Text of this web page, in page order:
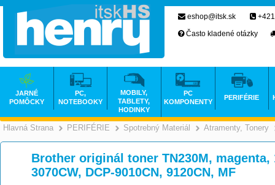
Hlavná Strana PERIFÉRIE Spotrebný Materiál Atramenty, Tonery
Brother originál toner TN230M, magenta,
3070CW, DCP-9010CN, 9120CN, MF
eshop@itsk.sk
Často kladené otázky
JARNÉ
POMÔCKY
PC,
NOTEBOOKY
MOBILY,
TABLETY,
HODINKY
PC
KOMPONENTY
PERIFÉRIE